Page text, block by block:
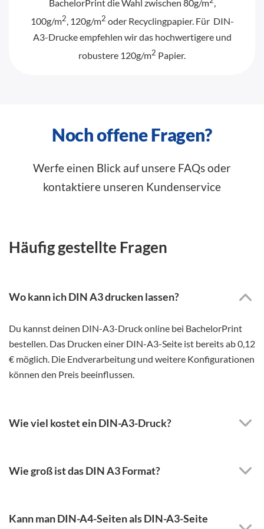
BachelorPrint die Wahl zwischen 80g/m ,
100g/m2, 120g/m2 oder Recyclingpapier. Für DIN-
A3-Drucke empfehlen wir das hochwertigere und
robustere 120g/m2 Papier.
Noch offene Fragen?
Werfe einen Blick auf unsere FAQs oder
kontaktiere unseren Kundenservice
Häufig gestellte Fragen
Wo kann ich DIN A3 drucken lassen?
Du kannst deinen DIN-A3-Druck online bei BachelorPrint
bestellen. Das Drucken einer DIN-A3-Seite ist bereits ab 0,12
€ möglich. Die Endverarbeitung und weitere Konfigurationen
können den Preis beeinflussen.
Wie viel kostet ein DIN-A3-Druck?
Wie groß ist das DIN A3 Format?
Kann man DIN-A4-Seiten als DIN-A3-Seite